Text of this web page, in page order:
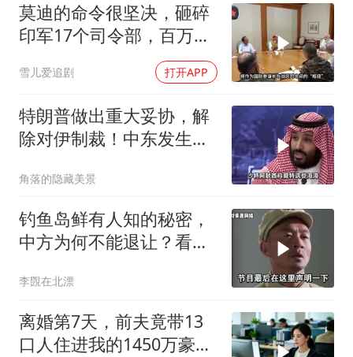
莫迪的命令很坚决，砸碎
印军17个司令部，百万印
雪儿爱追剧 打开APP
特朗普做出重大妥协，解
除对伊制裁！中东发生怎
角落的隐藏美景
钓鱼岛鲜有人知的秘密，
中方为何不能退让？看完
李覴在北漂
离婚第7天，前夫竟带13
口人住进我的1450万豪